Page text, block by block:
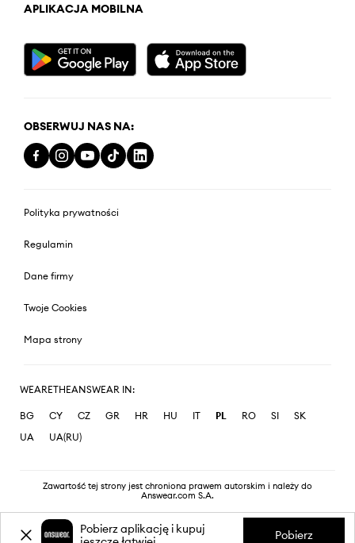
APLIKACJA MOBILNA
OBSERWUJ NAS NA:
Polityka prywatności
Regulamin
Dane firmy
Twoje Cookies
Mapa strony
WEARETHEANSWEAR IN:
BG CY CZ GR HR HU IT PL RO SI
SK
UA
UA(RU)
Zawartość tej strony jest chroniona prawem autorskim i należy do
Answear.com S.A.
Pobierz aplikację i kupuj
Pobierz